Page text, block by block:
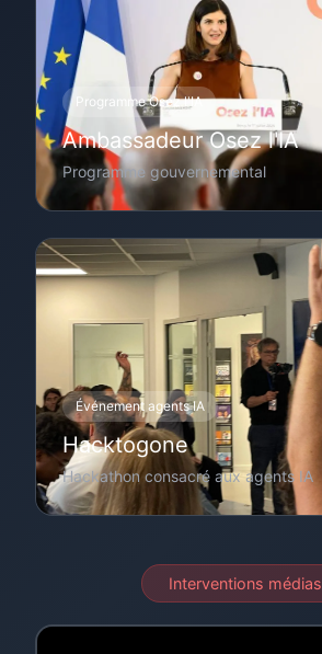
Programme Osez l'IA
Ambassadeur Osez l'IA
Programme gouvernemental
Événement agents IA
Hacktogone
Hackathon consacré aux agents IA
Interventions médias